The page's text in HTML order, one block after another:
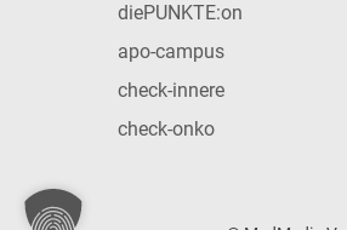
diePUNKTE:on
apo-campus
check-innere
check-onko